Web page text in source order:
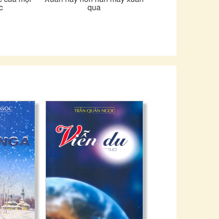
qua